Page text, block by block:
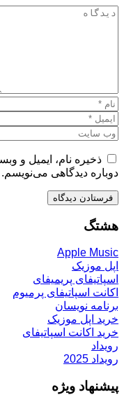
ذخیره نام، ایمیل و
دوباره دیدگاهی می‌نویسم.
هشتگ
Apple Music
اپل موزیک
اسپاتیفای پریمیفای
اکانت اسپاتیفای پرمیوم
برنامه نویسان
خرید اپل موزیک
خرید اکانت اسپاتیفای
رویداد
رویداد 2025
پیشنهاد ویژه